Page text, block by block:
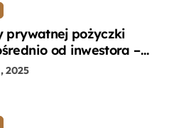
prywatnej pożyczki
od inwestora –
warto?
2025